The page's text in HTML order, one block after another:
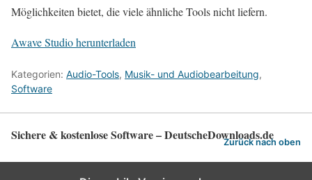
Möglichkeiten bietet, die viele ähnliche Tools nicht liefern.
Awave Studio herunterladen
Kategorien: Audio-Tools, Musik- und Audiobearbeitung,
Software
Sichere & kostenlose Software – DeutscheDownloads.de
Zurück nach oben